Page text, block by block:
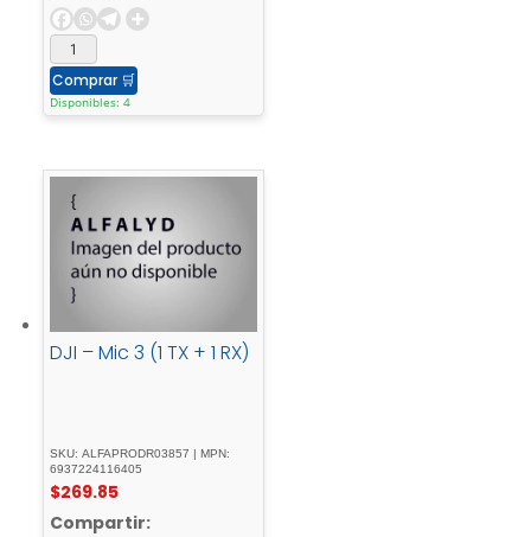
Comprar 🛒
Disponibles: 4
DJI – Mic 3 (1 TX + 1 RX)
SKU: ALFAPRODR03857 | MPN:
6937224116405
$269.85
Compartir: